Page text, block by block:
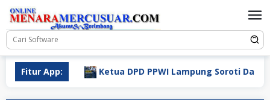
Loncat
konten
Fitur App:
2016 Ketua DPD PPWI Lampung Soroti Dampak